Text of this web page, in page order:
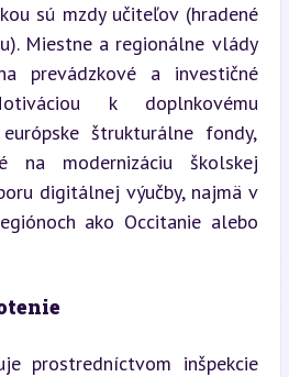
sú mzdy učiteľov (hradené
Miestne a regionálne vlády
prevádzkové a investičné
k doplnkovému
štrukturálne fondy,
na modernizáciu školskej
digitálnej výučby, najmä v
ako Occitanie alebo
prostredníctvom inšpekcie